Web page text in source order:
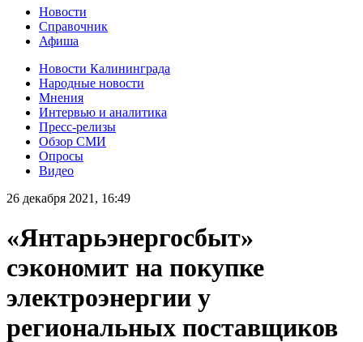
Новости
Справочник
Афиша
Новости Калининграда
Народные новости
Мнения
Интервью и аналитика
Пресс-релизы
Обзор СМИ
Опросы
Видео
26 декабря 2021, 16:49
«Янтарьэнергосбыт»
сэкономит на покупке
электроэнергии у
региональных поставщиков